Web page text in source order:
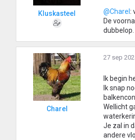
Kluskasteel @Charel :
De
dubbelop.
Charel
27 sep
Ik begin
Ik snap
Wellicht
Je zal in
andere